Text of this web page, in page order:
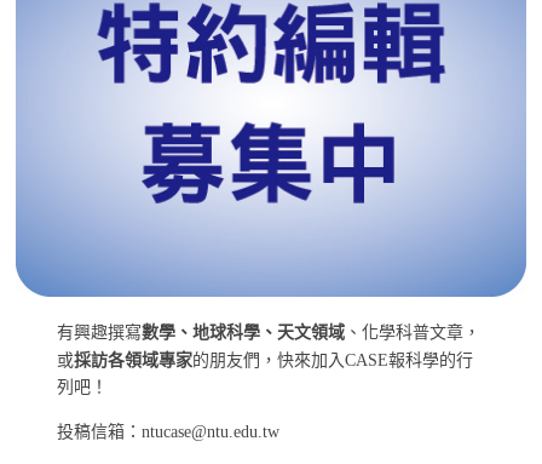
有興趣撰寫數學、地球科學、天文領域 、化學科普文章，
或採訪各領域專家的朋友們，快來加入CASE報科學的行
列吧！
投稿信箱：ntucase@ntu.edu.tw